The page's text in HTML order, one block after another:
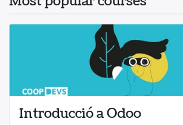
Introducció a Odoo